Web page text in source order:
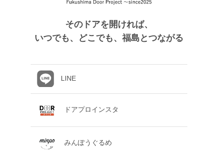
そのドアを開ければ、
いつでも、どこでも、福島とつながる
LINE
ドアプロインスタ
みんぽうぐるめ